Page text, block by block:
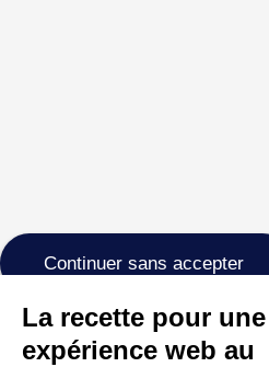
Continuer sans accepter
La recette pour une
expérience web au